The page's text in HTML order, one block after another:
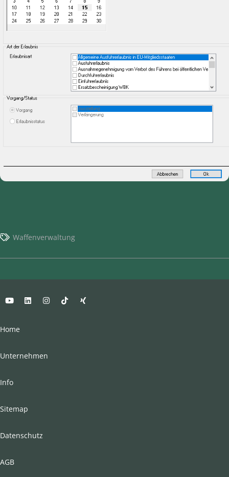
Waffenverwaltung
Home
Unternehmen
Info
Sitemap
Datenschutz
AGB